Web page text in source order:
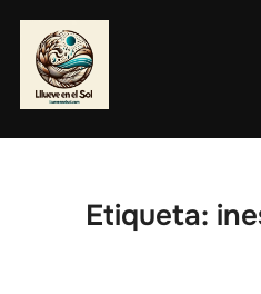
contenido
Etiqueta: